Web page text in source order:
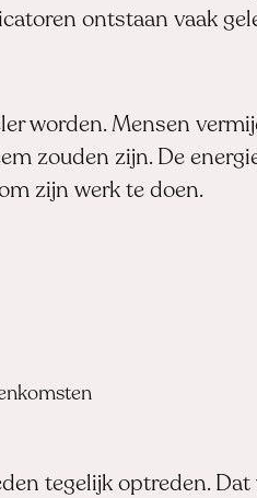
ontstaan vaak
worden. Mensen
zouden zijn. De
zijn werk te doen.
tegelijk optreden.